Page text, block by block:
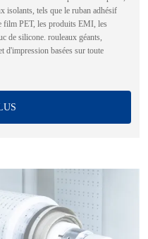
isolants, tels que le ruban adhésif
film PET, les produits EMI, les
de silicone. rouleaux géants,
d'impression basées sur toute